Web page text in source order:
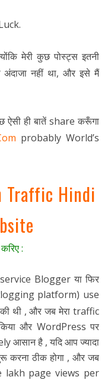
मेरी कुछ पोस्ट्स इतनी
नहीं था, और इसे मैं
ही बातें share करूँगा
probably World’s
Traffic Hindi
:
Blogger या फिर
platform) use
थी , और जब मेरा traffic
और WordPress पर
आसान है , यदि आप ज्यादा
करना ठीक होगा , और जब
lakh page views per